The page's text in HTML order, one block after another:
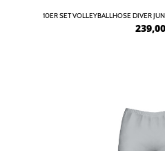
10ER SET VOLLEYBALLHOSE DIVER
239,00